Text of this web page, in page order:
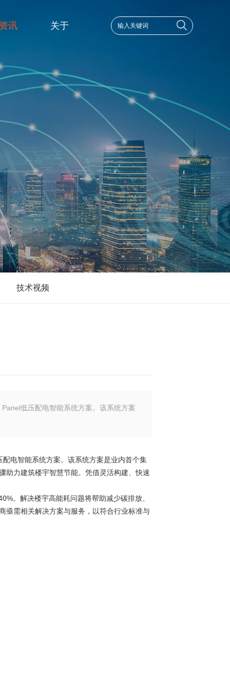
讯 关于
技术视频
低压配电智能系统方案。该系统方案
电智能系统方案。该系统方案是业内首个集
助力建筑楼宇智慧节能。凭借灵活构建、快速
。解决楼宇高能耗问题将帮助减少碳排放、
亟需相关解决方案与服务，以符合行业标准与